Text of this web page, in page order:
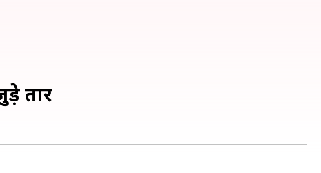
तार